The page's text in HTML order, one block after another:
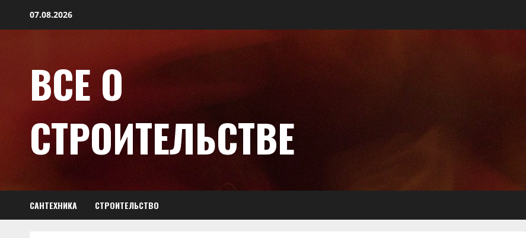
07.08.2026
ВСЕ О
СТРОИТЕЛЬСТВЕ
САНТЕХНИКА СТРОИТЕЛЬСТВО